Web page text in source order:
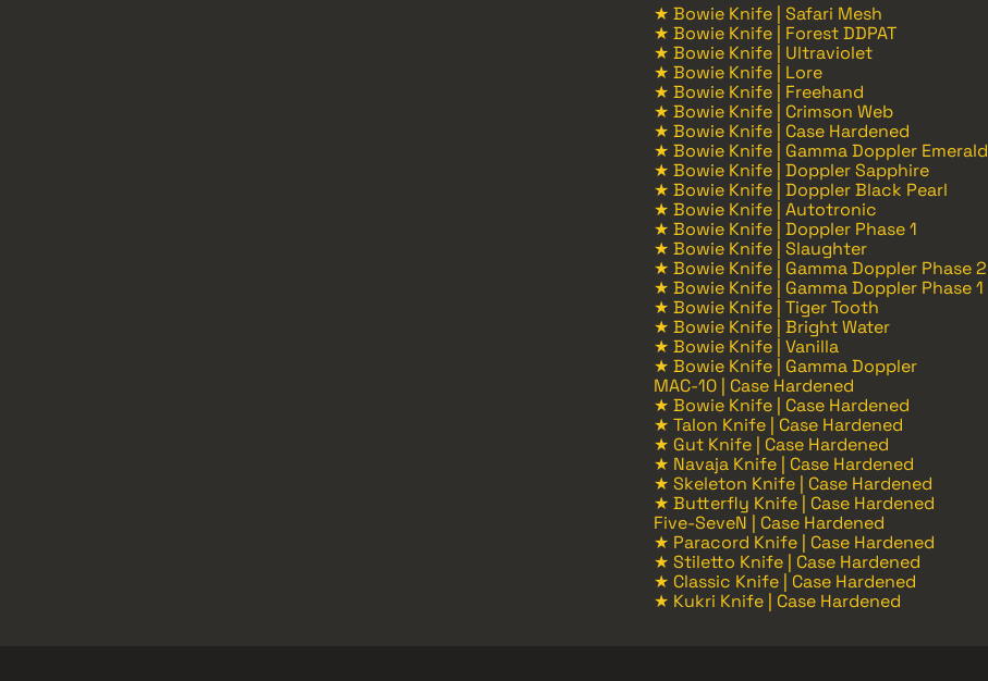
★ Bowie Knife | Safari Mesh
★ Bowie Knife | Forest DDPAT
★ Bowie Knife | Ultraviolet
★ Bowie Knife | Lore
★ Bowie Knife | Freehand
★ Bowie Knife | Crimson Web
★ Bowie Knife | Case Hardened
★ Bowie Knife | Gamma Doppler Emerald
★ Bowie Knife | Doppler Sapphire
★ Bowie Knife | Doppler Black Pearl
★ Bowie Knife | Autotronic
★ Bowie Knife | Doppler Phase 1
★ Bowie Knife | Slaughter
★ Bowie Knife | Gamma Doppler Phase 2
★ Bowie Knife | Gamma Doppler Phase 1
★ Bowie Knife | Tiger Tooth
★ Bowie Knife | Bright Water
★ Bowie Knife | Vanilla
★ Bowie Knife | Gamma Doppler
MAC-10 | Case Hardened
★ Bowie Knife | Case Hardened
★ Talon Knife | Case Hardened
★ Gut Knife | Case Hardened
★ Navaja Knife | Case Hardened
★ Skeleton Knife | Case Hardened
★ Butterfly Knife | Case Hardened
Five-SeveN | Case Hardened
★ Paracord Knife | Case Hardened
★ Stiletto Knife | Case Hardened
★ Classic Knife | Case Hardened
★ Kukri Knife | Case Hardened